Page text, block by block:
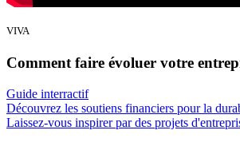
VIVA
Comment faire évoluer votre
Guide interractif
Découvrez les soutiens financiers pour la
Laissez-vous inspirer par des projets